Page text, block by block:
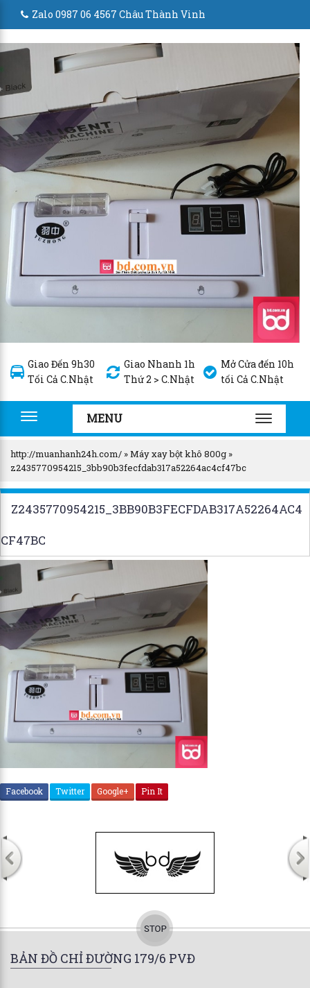
Zalo 0987 06 4567 Châu Thành Vinh
Giao Đến 9h30
Tối Cả C.Nhật
Giao Nhanh 1h
Thứ 2 > C.Nhật
Mở Cửa đến 10h
tối Cả C.Nhật
Toggle
navigation
MENU
TOGGLE
http://muanhanh24h.com/ »Máy xay bột khô 800g »
z2435770954215_3bb90b3fecfdab317a52264ac4cf47bc
Z2435770954215_3BB90B3FECFDAB317A52264AC4
CF47BC
Facebook Twitter Google+ Pin It
BẢN ĐỒ CHỈ ĐƯỜNG 179/6 PVĐ